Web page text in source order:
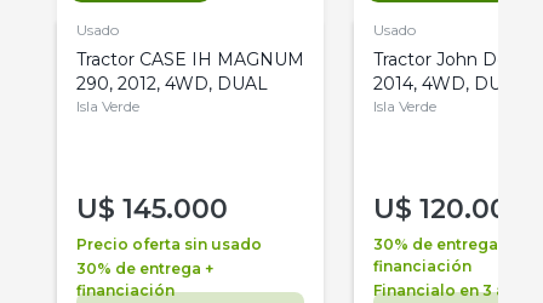
Usado
Tractor CASE IH MAGNUM
290, 2012, 4WD, DUAL
Isla Verde
U$ 145.000
Precio oferta sin usado
30% de entrega +
financiación
Usado
Tractor John Deere
2014, 4WD, DUAL
Isla Verde
U$ 120.000
30% de entrega +
financiación
Financialo en 3 años